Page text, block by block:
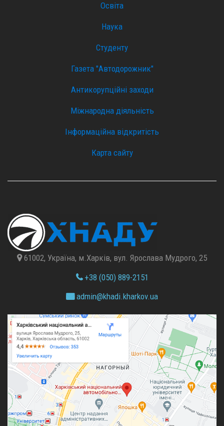
Освіта
Наука
Студенту
Газета "Автодорожник"
Антикорупційні заходи
Міжнародна діяльність
Інформаційна відкритість
Карта сайту
61002, Україна, м.Харків, вул. Ярослава Мудрого, 25
+38 (050) 889-2151
admin@khadi.kharkov.ua